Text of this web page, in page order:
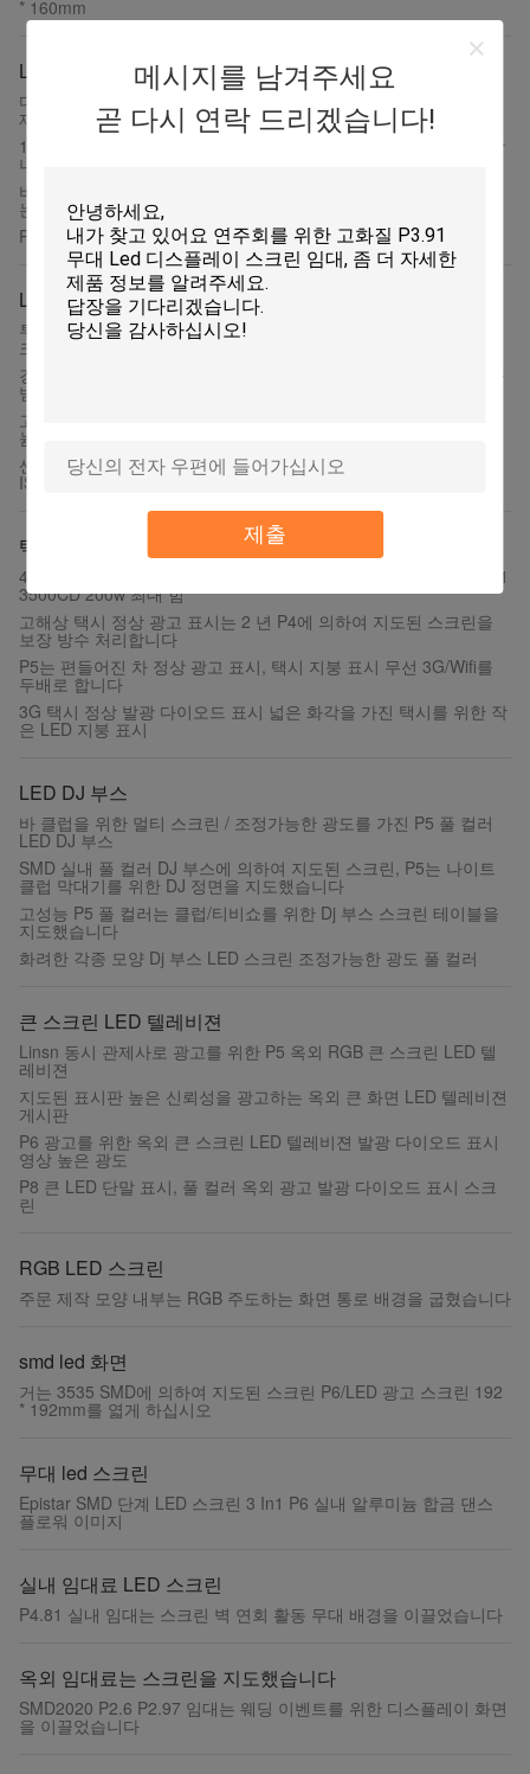
메시지를 남겨주세요
곧 다시 연락 드리겠습니다!
제출
* 160mm
LED 비디오 벽
디지털 신호 야외 주도하는 비디오 월 벽은 막대기 지지 방식을 탑
재했습니다
100% 방수 P8 야외 주도하는 메시지 부호는 내각 재료를 다림질합
니다
비바람에 견디는 IP65 야외 주도하는 비디오 월 P8 경기장 주도하
는 화면
P10 HD 무프레임형 비디오 월 P8 화소 피치 모듈 고정된 빌보드
LED 비디오 보드
투명한 유리제 빛에 의하여 지도되는 스크린 광고, 지도된 옥외 스
크린 풀 컬러
경조 비율 P2.5 HD에 의하여 지도되는 전시 실내 조정 다색 주문을
받아서 만들어진 크기
고해상 P2.5 큰 지도한 전시 풀 컬러 실내 임대는 내각 주조 알루미
늄 죽습니다
센터파크를 위한 경량 HD에 의하여 지도되는 전시 저출력 소비 P5
ISO9001
택시 상단 LED 디스플레이
4G 와이파이 USB 풀 컬러 택시 정상 발광 다이오드 표시 Smd2121
3500CD 200w 최대 힘
고해상 택시 정상 광고 표시는 2 년 P4에 의하여 지도된 스크린을
보장 방수 처리합니다
P5는 편들어진 차 정상 광고 표시, 택시 지붕 표시 무선 3G/Wifi를
두배로 합니다
3G 택시 정상 발광 다이오드 표시 넓은 화각을 가진 택시를 위한 작
은 LED 지붕 표시
LED DJ 부스
바 클럽을 위한 멀티 스크린 / 조정가능한 광도를 가진 P5 풀 컬러
LED DJ 부스
SMD 실내 풀 컬러 DJ 부스에 의하여 지도된 스크린, P5는 나이트
클럽 막대기를 위한 DJ 정면을 지도했습니다
고성능 P5 풀 컬러는 클럽/티비쇼를 위한 Dj 부스 스크린 테이블을
지도했습니다
화려한 각종 모양 Dj 부스 LED 스크린 조정가능한 광도 풀 컬러
큰 스크린 LED 텔레비젼
Linsn 동시 관제사로 광고를 위한 P5 옥외 RGB 큰 스크린 LED 텔
레비젼
지도된 표시판 높은 신뢰성을 광고하는 옥외 큰 화면 LED 텔레비젼
게시판
P6 광고를 위한 옥외 큰 스크린 LED 텔레비젼 발광 다이오드 표시
영상 높은 광도
P8 큰 LED 단말 표시, 풀 컬러 옥외 광고 발광 다이오드 표시 스크
린
RGB LED 스크린
주문 제작 모양 내부는 RGB 주도하는 화면 통로 배경을 굽혔습니다
smd led 화면
거는 3535 SMD에 의하여 지도된 스크린 P6/LED 광고 스크린 192
* 192mm를 엷게 하십시오
무대 led 스크린
Epistar SMD 단계 LED 스크린 3 In1 P6 실내 알루미늄 합금 댄스
플로워 이미지
실내 임대료 LED 스크린
P4.81 실내 임대는 스크린 벽 연회 활동 무대 배경을 이끌었습니다
옥외 임대료는 스크린을 지도했습니다
SMD2020 P2.6 P2.97 임대는 웨딩 이벤트를 위한 디스플레이 화면
을 이끌었습니다